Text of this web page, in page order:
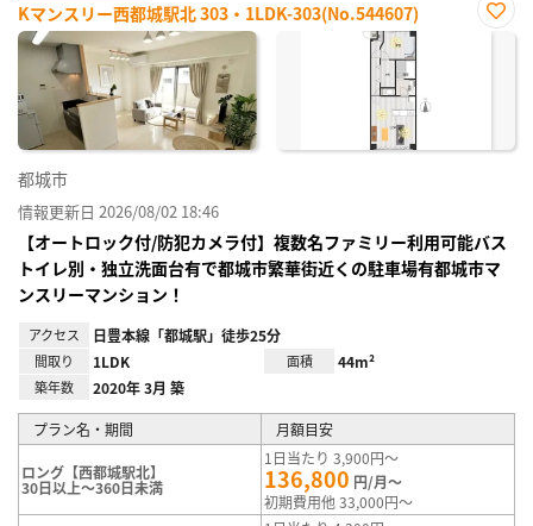
Kマンスリー西都城駅北 303・1LDK-303(No.544607)
お気
都城市
情報更新日 2026/08/02 18:46
【オートロック付/防犯カメラ付】複数名ファミリー利用可能バス
トイレ別・独立洗面台有で都城市繁華街近くの駐車場有都城市マ
ンスリーマンション！
アクセス 日豊本線「都城駅」徒歩25分
間取り 1LDK 面積 44m²
築年数 2020年 3月 築
プラン名・期間 月額目安
ロング【西都城駅北】
30日以上～360日未満
1日当たり 3,900円～
136,800 円/月～
初期費用他 33,000円～